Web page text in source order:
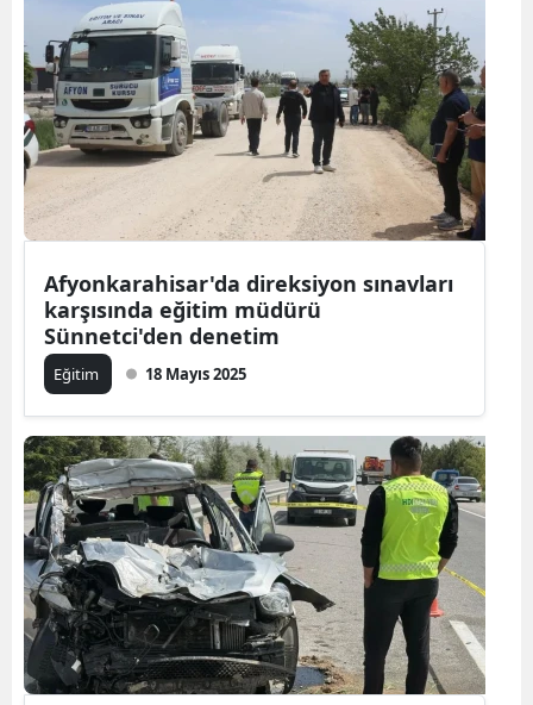
Afyonkarahisar'da direksiyon sınavları
karşısında eğitim müdürü
Sünnetci'den denetim
Eğitim 18 Mayıs 2025